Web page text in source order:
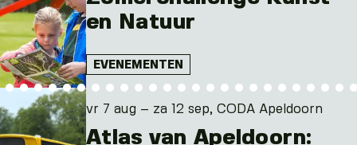
en Natuur
EVENEMENTEN
vr 7 aug – za 12 sep, CODA Apeldoorn
Atlas van Apeldoorn: